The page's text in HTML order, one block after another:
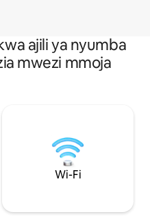
ajili ya nyumba
mwezi mmoja
Wi-Fi